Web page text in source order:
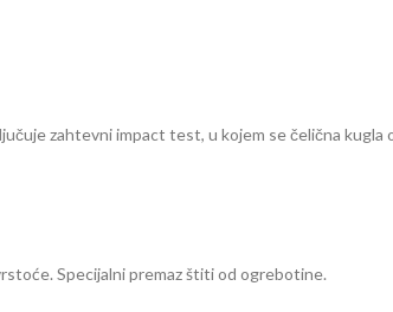
zahtevni impact test, u kojem se čelična kugla
Specijalni premaz štiti od ogrebotine.